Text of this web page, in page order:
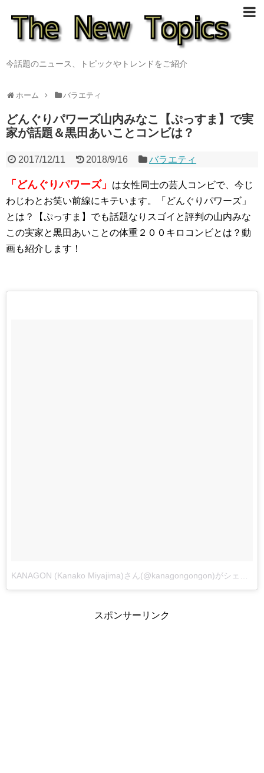
今話題のニュース、トピックやトレンドをご紹介
ホーム バラエティ
どんぐりパワーズ山内みなこ【ぷっすま】で実
家が話題＆黒田あいことコンビは？
2017/12/11 2018/9/16 バラエティ
「どんぐりパワーズ」
は女性同士の芸人コンビで、今じ
わじわとお笑い前線にキテいます。「どんぐりパワーズ」
とは？【ぷっすま】でも話題なりスゴイと評判の山内みな
この実家と黒田あいことの体重２００キロコンビとは？動
画も紹介します！
スポンサーリンク